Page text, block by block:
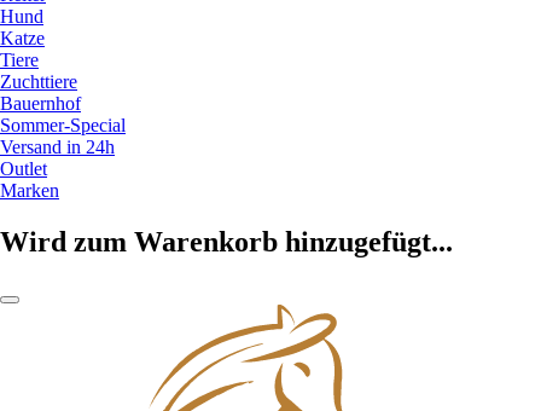
Hund
Katze
Tiere
Zuchttiere
Bauernhof
Sommer-Special
Versand in 24h
Outlet
Marken
Wird zum Warenkorb hinzugefügt...